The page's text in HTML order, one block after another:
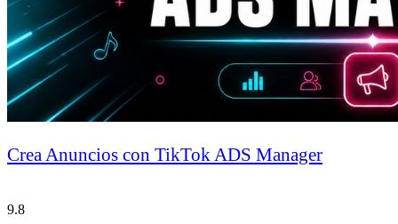
Crea Anuncios con TikTok ADS Manager
9.8